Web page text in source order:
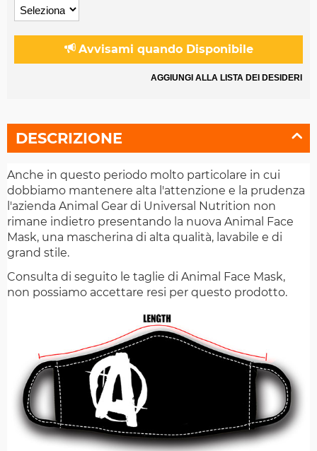
Avvisami quando Disponibile
AGGIUNGI ALLA LISTA DEI DESIDERI
DESCRIZIONE
Anche in questo periodo molto particolare in cui
dobbiamo mantenere alta l'attenzione e la prudenza
l'azienda Animal Gear di Universal Nutrition non
rimane indietro presentando la nuova Animal Face
Mask, una mascherina di alta qualità, lavabile e di
grand stile.
Consulta di seguito le taglie di Animal Face Mask,
non possiamo accettare resi per questo prodotto.